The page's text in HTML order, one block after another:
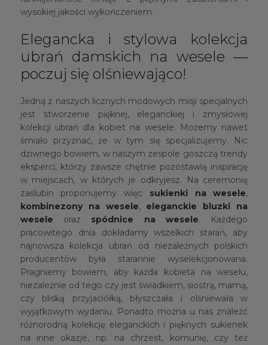
wysokiej jakości wykończeniem.
Elegancka i stylowa kolekcja
ubrań damskich na wesele —
poczuj się olśniewająco!
Jedną z naszych licznych modowych misji specjalnych
jest stworzenie pięknej, eleganckiej i zmysłowej
kolekcji ubrań dla kobiet na wesele. Możemy nawet
śmiało przyznać, że w tym się specjalizujemy. Nic
dziwnego bowiem, w naszym zespole goszczą trendy
eksperci, którzy zawsze chętnie pozostawią inspirację
w miejscach, w których je odkryjesz. Na ceremonię
zaślubin proponujemy więc
sukienki na wesele,
kombinezony na wesele, eleganckie bluzki na
wesele oraz spódnice na wesele. Każdego
pracowitego dnia dokładamy wszelkich starań, aby
najnowsza kolekcja ubrań od niezależnych polskich
producentów była starannie wyselekcjonowana.
Pragniemy bowiem, aby każda kobieta na weselu,
niezależnie od tego czy jest świadkiem, siostrą, mamą,
czy bliską przyjaciółką, błyszczała i olśniewała w
wyjątkowym wydaniu. Ponadto można u nas znaleźć
różnorodną kolekcję eleganckich i pięknych sukienek
na inne okazje, np. na chrzest, komunię, czy też